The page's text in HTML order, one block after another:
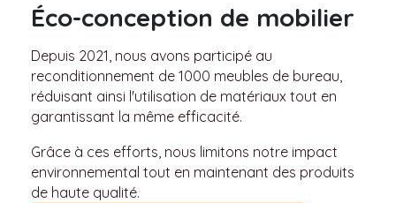
Éco-conception de mobilier
Depuis 2021, nous avons participé au
reconditionnement de 1000 meubles de bureau
réduisant ainsi l'utilisation de matériaux tout en
garantissant la même efficacité.
Grâce à ces efforts, nous limitons notre impact
environnemental tout en maintenant des produits
de haute qualité.